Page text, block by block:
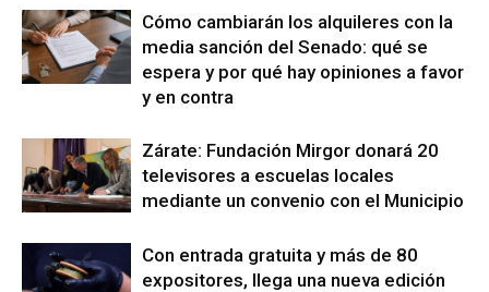
Cómo cambiarán los alquileres con la
media sanción del Senado: qué se
espera y por qué hay opiniones a favor
y en contra
Zárate: Fundación Mirgor donará 20
televisores a escuelas locales
mediante un convenio con el Municipio
Con entrada gratuita y más de 80
expositores, llega una nueva edición